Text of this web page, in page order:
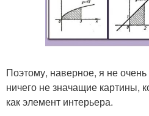
Поэтому, наверное, я не
ничего не значащие картины,
как элемент интерьера.